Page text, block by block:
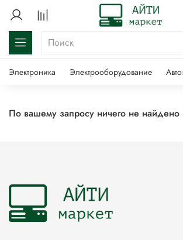
Электроника Электрооборудование
По вашему запросу ничего не найдено